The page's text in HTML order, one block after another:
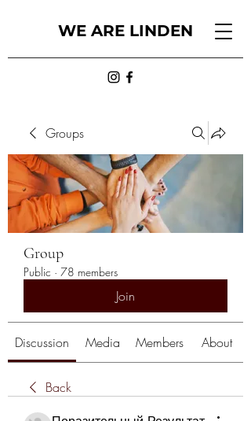
WE ARE LINDEN
Groups
Group
Public · 78 members
Join
Discussion Media Members About
Back